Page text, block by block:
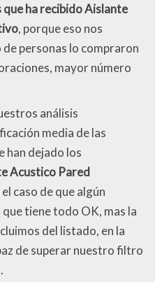
ha recibido Aislante
, porque eso nos
personas lo compraron
mayor número
análisis
media de las
han dejado los
Acustico Pared
el caso de que algún
tiene todo OK, mas la
del listado, en la
de superar nuestro filtro